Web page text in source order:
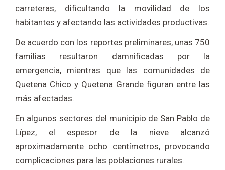
carreteras, dificultando la movilidad de los
habitantes y afectando las actividades productivas.
De acuerdo con los reportes preliminares, unas 750
familias resultaron damnificadas por la
emergencia, mientras que las comunidades de
Quetena Chico y Quetena Grande figuran entre las
más afectadas.
En algunos sectores del municipio de San Pablo de
Lípez, el espesor de la nieve alcanzó
aproximadamente ocho centímetros, provocando
complicaciones para las poblaciones rurales.